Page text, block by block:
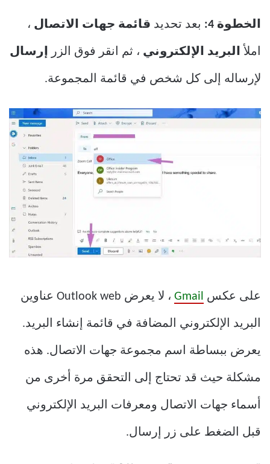
الخطوة 4: بعد تحديد قائمة جهات الاتصال ،
املأ البريد الإلكتروني ، ثم انقر فوق الزر إرسال
لإرساله إلى كل شخص في قائمة المجموعة.
على عكس Gmail ، لا يعرض Outlook web عناوين
البريد الإلكتروني المضافة في قائمة إنشاء البريد.
يعرض ببساطة اسم مجموعة جهات الاتصال. هذه
مشكلة حيث قد تحتاج إلى التحقق مرة أخرى من
أسماء جهات الاتصال ومعرفات البريد الإلكتروني
قبل الضغط على زر إرسال.